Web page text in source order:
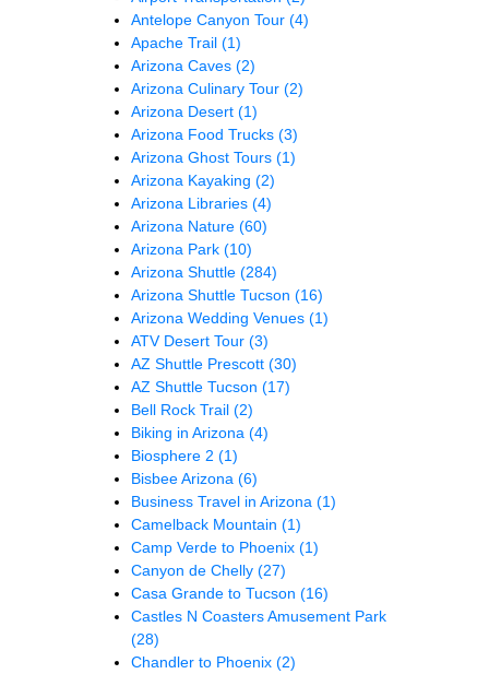
Antelope Canyon Tour (4)
Apache Trail (1)
Arizona Caves (2)
Arizona Culinary Tour (2)
Arizona Desert (1)
Arizona Food Trucks (3)
Arizona Ghost Tours (1)
Arizona Kayaking (2)
Arizona Libraries (4)
Arizona Nature (60)
Arizona Park (10)
Arizona Shuttle (284)
Arizona Shuttle Tucson (16)
Arizona Wedding Venues (1)
ATV Desert Tour (3)
AZ Shuttle Prescott (30)
AZ Shuttle Tucson (17)
Bell Rock Trail (2)
Biking in Arizona (4)
Biosphere 2 (1)
Bisbee Arizona (6)
Business Travel in Arizona (1)
Camelback Mountain (1)
Camp Verde to Phoenix (1)
Canyon de Chelly (27)
Casa Grande to Tucson (16)
Castles N Coasters Amusement Park
(28)
Chandler to Phoenix (2)